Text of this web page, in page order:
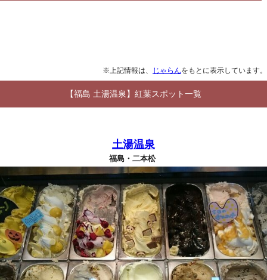
※上記情報は、 じゃらんをもとに表示しています。
【福島 土湯温泉】紅葉スポット一覧
土湯温泉
福島・二本松